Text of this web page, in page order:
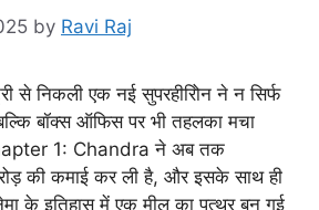
by Ravi Raj
से निकली एक नई सुपरहीरोिन ने न सिर्फ
बॉक्स ऑफिस पर भी तहलका मचा
1: Chandra ने अब तक
की कमाई कर ली है, और इसके साथ ही
के इतिहास में एक मील का पत्थर बन गई